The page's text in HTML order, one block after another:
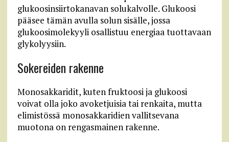
glukoosinsiirtokanavan solukalvolle. Glukoosi
pääsee tämän avulla solun sisälle, jossa
glukoosimolekyyli osallistuu energiaa tuottavaan
glykolyysiin.
Sokereiden rakenne
Monosakkaridit, kuten fruktoosi ja glukoosi
voivat olla joko avoketjuisia tai renkaita, mutta
elimistössä monosakkaridien vallitsevana
muotona on rengasmainen rakenne.